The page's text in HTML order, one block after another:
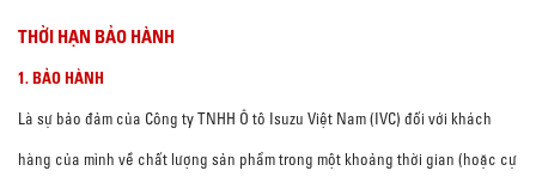
THỜI HẠN BẢO HÀNH
1. BẢO HÀNH
Là sự bảo đảm của Công ty TNHH Ô tô Isuzu Việt Nam (IVC) đối với khách
hàng của mình về chất lượng sản phẩm trong một khoảng thời gian (hoặc cự